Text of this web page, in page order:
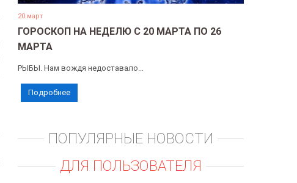
20 март
ГОРОСКОП НА НЕДЕЛЮ С 20 МАРТА ПО 26
МАРТА
РЫБЫ. Нам вождя недоставало...
Подробнее
ПОПУЛЯРНЫЕ НОВОСТИ
ДЛЯ ПОЛЬЗОВАТЕЛЯ